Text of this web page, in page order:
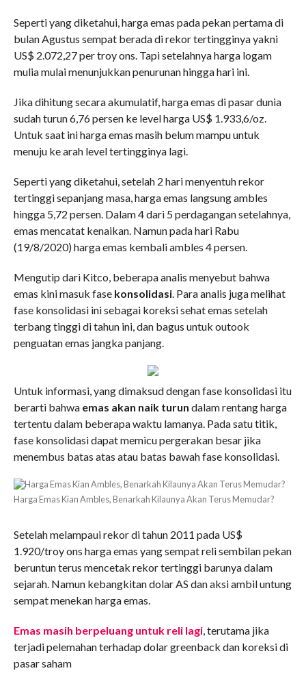
Seperti yang diketahui, harga emas pada pekan pertama di
bulan Agustus sempat berada di rekor tertingginya yakni
US$ 2.072,27 per troy ons. Tapi setelahnya harga logam
mulia mulai menunjukkan penurunan hingga hari ini.
Jika dihitung secara akumulatif, harga emas di pasar dunia
sudah turun 6,76 persen ke level harga US$ 1.933,6/oz.
Untuk saat ini harga emas masih belum mampu untuk
menuju ke arah level tertingginya lagi.
Seperti yang diketahui, setelah 2 hari menyentuh rekor
tertinggi sepanjang masa, harga emas langsung ambles
hingga 5,72 persen. Dalam 4 dari 5 perdagangan setelahnya,
emas mencatat kenaikan. Namun pada hari Rabu
(19/8/2020) harga emas kembali ambles 4 persen.
Mengutip dari Kitco, beberapa analis menyebut bahwa
emas kini masuk fase konsolidasi. Para analis juga melihat
fase konsolidasi ini sebagai koreksi sehat emas setelah
terbang tinggi di tahun ini, dan bagus untuk outook
penguatan emas jangka panjang.
Untuk informasi, yang dimaksud dengan fase konsolidasi itu
berarti bahwa emas akan naik turun dalam rentang harga
tertentu dalam beberapa waktu lamanya. Pada satu titik,
fase konsolidasi dapat memicu pergerakan besar jika
menembus batas atas atau batas bawah fase konsolidasi.
Harga Emas Kian Ambles, Benarkah Kilaunya Akan Terus Memudar?
Setelah melampaui rekor di tahun 2011 pada US$
1.920/troy ons harga emas yang sempat reli sembilan pekan
beruntun terus mencetak rekor tertinggi barunya dalam
sejarah. Namun kebangkitan dolar AS dan aksi ambil untung
sempat menekan harga emas.
Emas masih berpeluang untuk reli lagi, terutama jika
terjadi pelemahan terhadap dolar greenback dan koreksi di
pasar saham